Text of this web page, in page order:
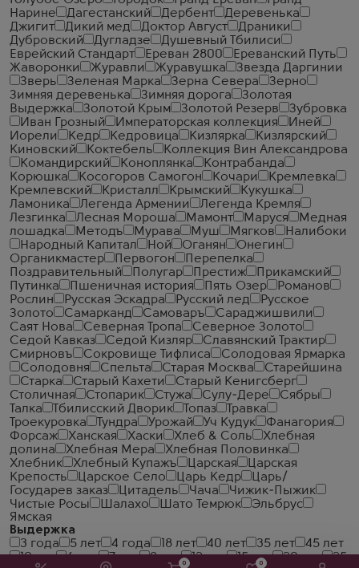
0 0
Нарине
Дагестанский Дербент
Деревенька
Джигит
Дикий мед Доктор Август
Драники
Дубровский
Дугладзе
Душевный Тбилиси
Еврейский Стандарт
Ереван 2800
Ереванский Путь
Жаворонки
Журавли Журавушка
Звезда Даргинии
Зверь
Зеленая Марка Зерна Севера
Зерно
Зимняя деревенька
Зимняя дорога
Золотая
Выдержка
Золотой Крым Золотой Резерв
Зубровка
Иван Грозный
Императорская коллекция
Иней
Иорели
Кедр Кедровица Кизлярка
Кизлярский
Киновский
Коктебель
Коллекция Вин Александрова
Командирский
Коноплянка
Контрабанда
Корюшка
Косогоров Самогон Кочари
Кремлевка
Кремлевский
Кристалл Крымский
Кукушка
Ламоника
Легенда Армении
Легенда Кремля
Лезгинка
Лесная Мороша Мамонт Маруся
Медная
лошадка
Методъ Мурава Муш Мягков
Налибоки
Народный Капитал
Ной Оганян
Онегин
Органикмастер
Первогон
Перепелка
Поздравительный
Полугар Престиж
Прикамский
Путинка
Пшеничная история Пять Озер
Романов
Рослин
Русская Эскадра Русский лед
Русское
Золото
Самарканд Самоваръ
Сараджишвили
Саят Нова
Северная Тропа
Северное Золото
Седой Кавказ
Седой Кизляр
Славянский Трактир
Смирновъ
Сокровище Тифлиса
Солодовая Ярмарка
Солодовня
Спельта Старая Москва
Старейшина
Старка
Старый Кахети
Старый Кенигсберг
Столичная
Стопарик Стужа Сулу-Дере
Сябры
Талка
Тбилисский Дворик Топаз
Травка
Троекуровка
Тундра Урожай Уч Кудук
Фанагория
Форсаж
Ханская Хаски Хлеб & Соль
Хлебная
долина
Хлебная Мера
Хлебная Половинка
Хлебник
Хлебный Купажъ Царская
Царская
Крепость
Царское Село Царь Кедр
Царь/
Государев заказ
Цитадель Чача
Чижик-Пыжик
Чистые Росы
Шалахо Шато Темрюк
Эльбрус
Ямская
Выдержка
3 года
5 лет 4 года 18 лет 40 лет 35 лет
45 лет
10 лет
6 лет 7 лет 8 лет 12 лет 15 лет 20 лет
25